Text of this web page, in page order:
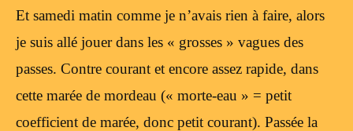
Et samedi matin comme je n’avais rien à faire, alors
je suis allé jouer dans les « grosses » vagues des
passes. Contre courant et encore assez rapide, dans
cette marée de mordeau (« morte-eau » = petit
coefficient de marée, donc petit courant). Passée la